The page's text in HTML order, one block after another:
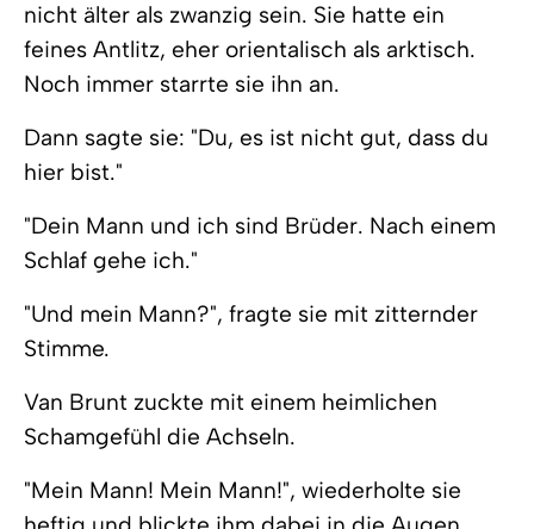
nicht älter als zwanzig sein. Sie hatte ein
feines Antlitz, eher orientalisch als arktisch.
Noch immer starrte sie ihn an.
Dann sagte sie: "Du, es ist nicht gut, dass du
hier bist."
"Dein Mann und ich sind Brüder. Nach einem
Schlaf gehe ich."
"Und mein Mann?", fragte sie mit zitternder
Stimme.
Van Brunt zuckte mit einem heimlichen
Schamgefühl die Achseln.
"Mein Mann! Mein Mann!", wiederholte sie